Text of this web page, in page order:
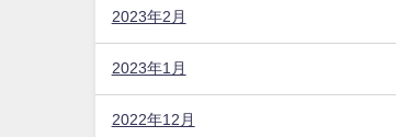
2023年2月
2023年1月
2022年12月